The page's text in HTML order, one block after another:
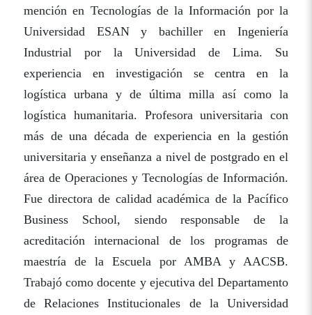
mención en Tecnologías de la Información por la
Universidad ESAN y bachiller en Ingeniería
Industrial por la Universidad de Lima. Su
experiencia en investigación se centra en la
logística urbana y de última milla así como la
logística humanitaria. Profesora universitaria con
más de una década de experiencia en la gestión
universitaria y enseñanza a nivel de postgrado en el
área de Operaciones y Tecnologías de Información.
Fue directora de calidad académica de la Pacífico
Business School, siendo responsable de la
acreditación internacional de los programas de
maestría de la Escuela por AMBA y AACSB.
Trabajó como docente y ejecutiva del Departamento
de Relaciones Institucionales de la Universidad